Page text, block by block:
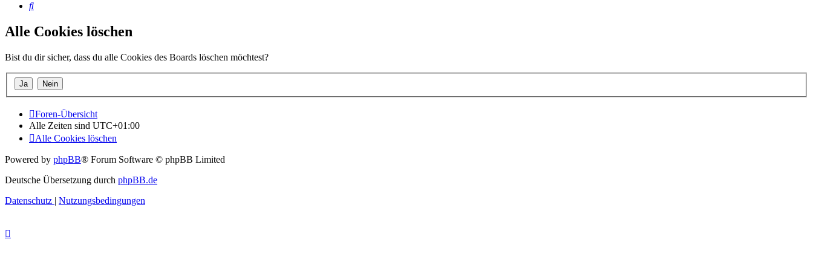
Suche
Alle Cookies löschen
Bist du dir sicher, dass du alle Cookies des Boards löschen möchtest?
Foren-Übersicht
Alle Zeiten sind UTC+01:00
Alle Cookies löschen
Powered by phpBB® Forum Software © phpBB Limited
Deutsche Übersetzung durch phpBB.de
Datenschutz | Nutzungsbedingungen